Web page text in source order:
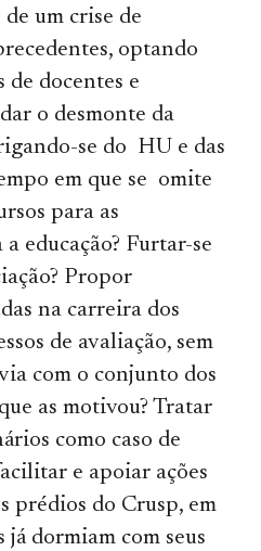
um crise de
optando
docentes e
o desmonte da
se do HU e das
em que se omite
para as
educação? Furtar-se
Propor
na carreira dos
de avaliação, sem
com o conjunto dos
as motivou? Tratar
como caso de
e apoiar ações
prédios do Crusp, em
dormiam com seus